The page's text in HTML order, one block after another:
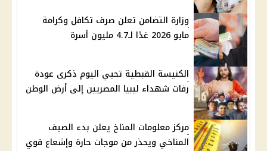
وزارة التضامن تعلن صرف تكافل وكرامة
مايو 2026 غدًا لـ4.7 مليون أسرة
الكنيسة القبطية تحيي اليوم ذكرى عودة
رفات شهداء ليبيا المصريين إلى أرض الوطن
مركز معلومات المناخ يعلن بدء الصيف
المناخي ويحذر من موجات حارة وإشعاع قوي